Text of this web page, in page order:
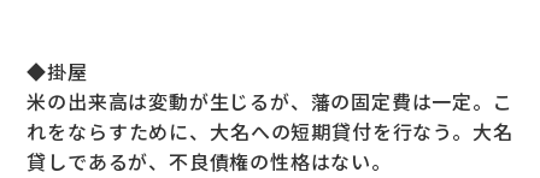
◆掛屋
米の出来高は変動が生じるが、藩の固定費は一定。こ
れをならすために、大名への短期貸付を行なう。大名
貸しであるが、不良債権の性格はない。